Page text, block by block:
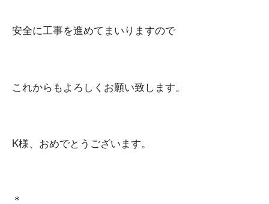
安全に工事を進めてまいりますので
これからもよろしくお願い致します。
K様、おめでとうございます。
＊